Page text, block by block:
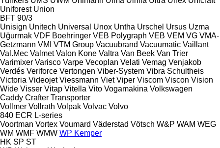
Uniforest Union
BFT 90/3
Unisign Unitech Universal Unox Untha Urschel Ursus Uzma
Uğurmak VDF Boehringer VEB Polygraph VEB VEM VG VMA-
Getzmann VMI VTM Group Vacuubrand Vacuumatic Vaillant
Val.Mec Valmet Valon Kone Valtra Van Beek Van Trier
Varimixer Varisco Varpe Vecoplan Velati Vemag Venjakob
Verdés Veriforce Vertongen Viber-System Vibra Schultheis
Victoria Videojet Viessmann Viet Viper Viscom Viscon Vision
Wide Visser Vitap Vitella Vito Vogamakina Volkswagen
Caddy Crafter Transporter
Vollmer Vollrath Volpak Volvac Volvo
840 ECR L-series
Voortman Vortex Voumard Väderstad Vötsch W&P WAM WEG
WM WMF WMW WP Kemper
HK SP ST